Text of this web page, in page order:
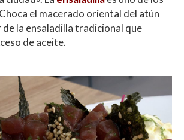
el macerado oriental del atún
de la ensaladilla tradicional que
de aceite.